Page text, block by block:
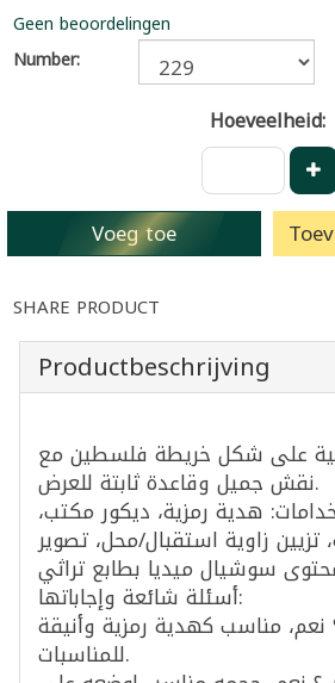
Geen beoordelingen
Number:
Hoeveelheid:
Voeg toe
SHARE PRODUCT
Productbeschrijving
على شكل خريطة فلسطين مع
نقش جميل وقاعدة ثابتة للعرض.
استخدامات: هدية رمزية، ديكور مكتب،
زاوية استقبال/محل، تصوير
أسئلة شائعة وإجاباتها:
مناسب كهدية رمزية وأنيقة
للمناسبات.